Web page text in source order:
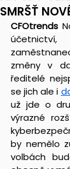
SMRŠŤ
CFOtrends
změny v
ředitelé
se jich ale i
už jde o
výrazné
by nemělo
volbách